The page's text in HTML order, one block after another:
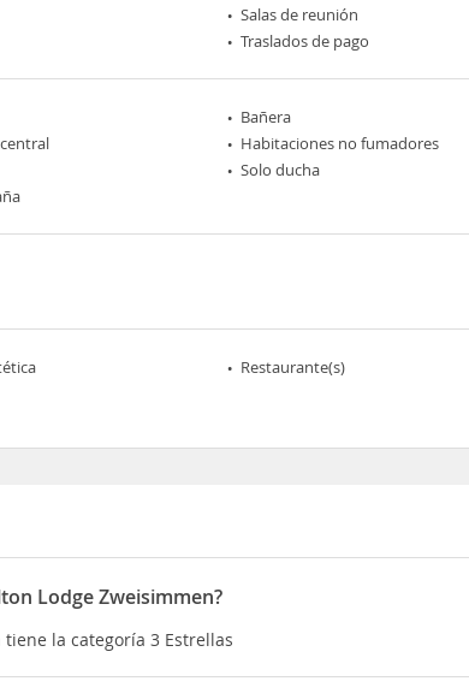
Salas de reunión
Traslados de pago
Bañera
Habitaciones no fumadores
Solo ducha
Restaurante(s)
Lodge Zweisimmen?
la categoría 3 Estrellas